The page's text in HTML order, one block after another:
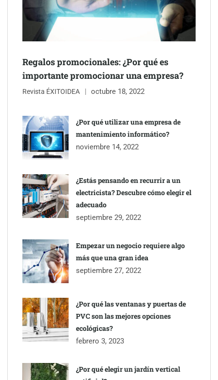
NOVA: innovación y diseño que transforman espacios de la
mano de Tormo Franquicias
Regalos promocionales: ¿Por qué es
importante promocionar una empresa?
Revista ÉXITOIDEA octubre 18, 2022
¿Por qué utilizar una empresa de
mantenimiento informático?
noviembre 14, 2022
¿Estás pensando en recurrir a un
electricista? Descubre cómo elegir el
adecuado
septiembre 29, 2022
Empezar un negocio requiere algo
más que una gran idea
septiembre 27, 2022
¿Por qué las ventanas y puertas de
PVC son las mejores opciones
ecológicas?
febrero 3, 2023
¿Por qué elegir un jardín vertical